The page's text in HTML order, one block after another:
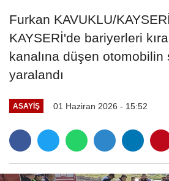
Furkan KAVUKLU/
KAYSERİ'de bariyerleri
kanalına düşen otomobilin
yaralandı
ASAYIŞ 01 Haziran 2026 - 15:52